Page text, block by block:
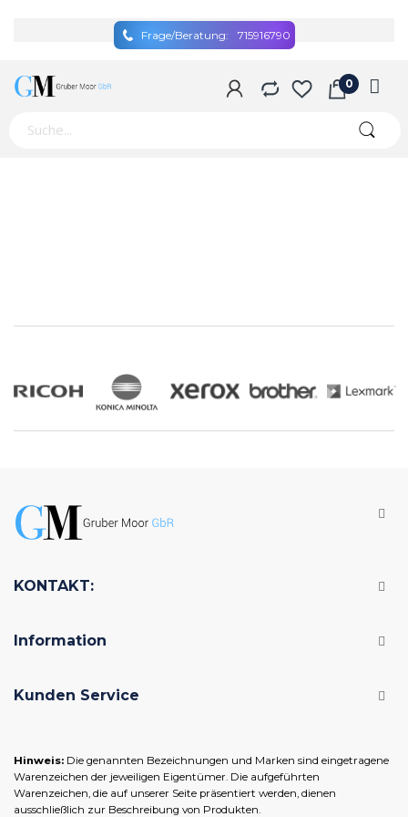
Frage/Beratung: 715916790
KONTAKT:
Information
Kunden Service
Hinweis: Die genannten Bezeichnungen und Marken sind eingetragene
Warenzeichen der jeweiligen Eigentümer. Die aufgeführten
Warenzeichen, die auf unserer Seite präsentiert werden, dienen
ausschließlich zur Beschreibung von Produkten.